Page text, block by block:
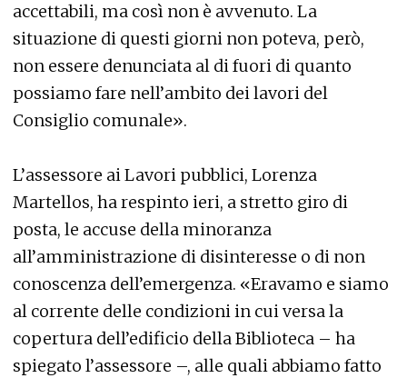
accettabili, ma così non è avvenuto. La
situazione di questi giorni non poteva, però,
non essere denunciata al di fuori di quanto
possiamo fare nell’ambito dei lavori del
Consiglio comunale».
L’assessore ai Lavori pubblici, Lorenza
Martellos, ha respinto ieri, a stretto giro di
posta, le accuse della minoranza
all’amministrazione di disinteresse o di non
conoscenza dell’emergenza. «Eravamo e siamo
al corrente delle condizioni in cui versa la
copertura dell’edificio della Biblioteca – ha
spiegato l’assessore –, alle quali abbiamo fatto